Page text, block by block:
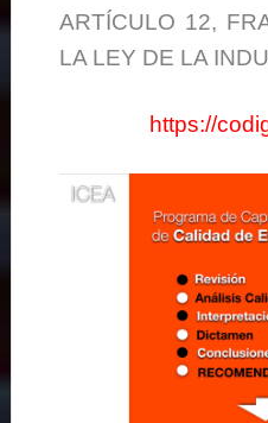
ARTÍCULO 12,
LA LEY DE LA
https://